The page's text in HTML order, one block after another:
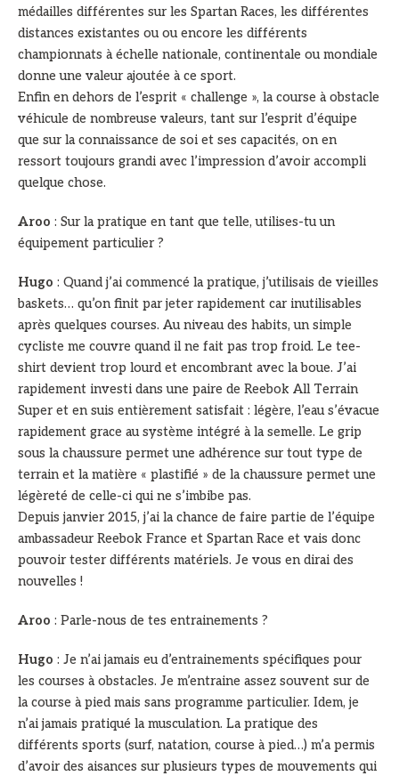
médailles différentes sur les Spartan Races, les différentes
distances existantes ou ou encore les différents
championnats à échelle nationale, continentale ou mondiale
donne une valeur ajoutée à ce sport.
Enfin en dehors de l’esprit « challenge », la course à obstacle
véhicule de nombreuse valeurs, tant sur l’esprit d’équipe
que sur la connaissance de soi et ses capacités, on en
ressort toujours grandi avec l’impression d’avoir accompli
quelque chose.
Aroo : Sur la pratique en tant que telle, utilises-tu un
équipement particulier ?
Hugo : Quand j’ai commencé la pratique, j’utilisais de vieilles
baskets… qu’on finit par jeter rapidement car inutilisables
après quelques courses. Au niveau des habits, un simple
cycliste me couvre quand il ne fait pas trop froid. Le tee-
shirt devient trop lourd et encombrant avec la boue. J’ai
rapidement investi dans une paire de Reebok All Terrain
Super et en suis entièrement satisfait : légère, l’eau s’évacue
rapidement grace au système intégré à la semelle. Le grip
sous la chaussure permet une adhérence sur tout type de
terrain et la matière « plastifié » de la chaussure permet une
légèreté de celle-ci qui ne s’imbibe pas.
Depuis janvier 2015, j’ai la chance de faire partie de l’équipe
ambassadeur Reebok France et Spartan Race et vais donc
pouvoir tester différents matériels. Je vous en dirai des
nouvelles !
Aroo : Parle-nous de tes entrainements ?
Hugo : Je n’ai jamais eu d’entrainements spécifiques pour
les courses à obstacles. Je m’entraine assez souvent sur de
la course à pied mais sans programme particulier. Idem, je
n’ai jamais pratiqué la musculation. La pratique des
différents sports (surf, natation, course à pied…) m’a permis
d’avoir des aisances sur plusieurs types de mouvements qui